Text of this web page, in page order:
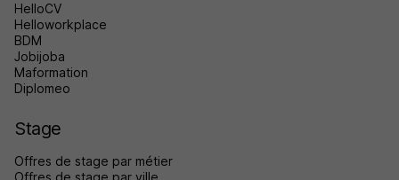
HelloCV
Helloworkplace
BDM
Jobijoba
Maformation
Diplomeo
Stage
Offres de stage par métier